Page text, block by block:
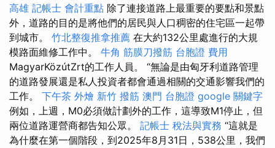
高雄 記帳士 會計重點 除了連接道路上最重要的要點和景點
外，道路的目的是將他們的居民與人口稠密的住宅區一起帶
到城市。 竹北整復推拿推薦 在大約132公里處進行的大規
模路面維修工作中。 牛角 筋膜刀撥筋 台胞證 費用
MagyarKözútZrt的工作人員。 “無論是由匈牙利道路管理
的道路發展還是私人投資者都會通過相關的交通影響我們的
工作。 下午茶 外燴 新竹 撥筋 澳門 台胞證 google 關鍵字
例如，上週，M0必須做計劃外的工作，這導致M1停止，但
兩位道路運營商都告知公眾。 記帳士 稅法與實務 “這就是
為什麼在第一個階段，到2025年8月31日，538公里，我們